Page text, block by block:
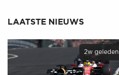
LAATSTE NIEUWS
2w geleden